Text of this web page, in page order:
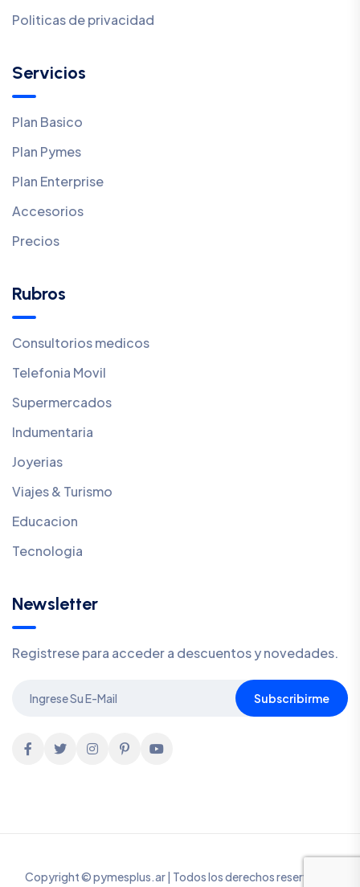
Politicas de privacidad
Servicios
Plan Basico
Plan Pymes
Plan Enterprise
Accesorios
Precios
Rubros
Consultorios medicos
Telefonia Movil
Supermercados
Indumentaria
Joyerias
Viajes & Turismo
Educacion
Tecnologia
Newsletter
Registrese para acceder a descuentos y novedades.
Subscribirme
Copyright © pymesplus.ar | Todos los derechos reservados